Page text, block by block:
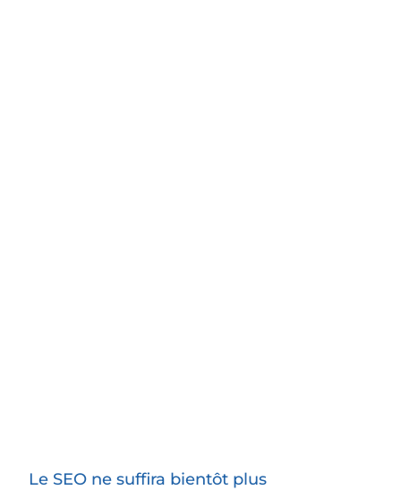
Le SEO ne suffira bientôt plus